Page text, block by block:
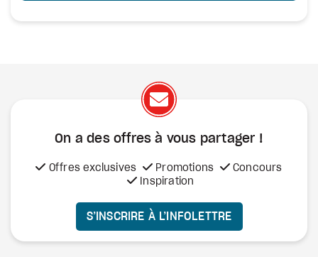
On a des offres à vous partager !
Offres exclusives Promotions
Concours
Inspiration
S’INSCRIRE À L’INFOLETTRE